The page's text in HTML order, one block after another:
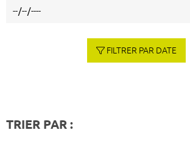
FILTRER PAR DATE
TRIER PAR :